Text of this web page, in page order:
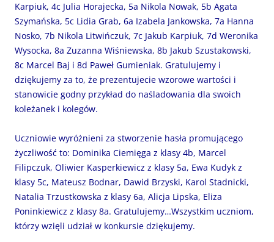
Karpiuk, 4c Julia Horajecka, 5a Nikola Nowak, 5b Agata
Szymańska, 5c Lidia Grab, 6a Izabela Jankowska, 7a Hanna
Nosko, 7b Nikola Litwińczuk, 7c Jakub Karpiuk, 7d Weronika
Wysocka, 8a Zuzanna Wiśniewska, 8b Jakub Szustakowski,
8c Marcel Baj i 8d Paweł Gumieniak. Gratulujemy i
dziękujemy za to, że prezentujecie wzorowe wartości i
stanowicie godny przykład do naśladowania dla swoich
koleżanek i kolegów.
Uczniowie wyróżnieni za stworzenie hasła promującego
życzliwość to: Dominika Ciemięga z klasy 4b, Marcel
Filipczuk, Oliwier Kasperkiewicz z klasy 5a, Ewa Kudyk z
klasy 5c, Mateusz Bodnar, Dawid Brzyski, Karol Stadnicki,
Natalia Trzustkowska z klasy 6a, Alicja Lipska, Eliza
Poninkiewicz z klasy 8a. Gratulujemy…Wszystkim uczniom,
którzy wzięli udział w konkursie dziękujemy.